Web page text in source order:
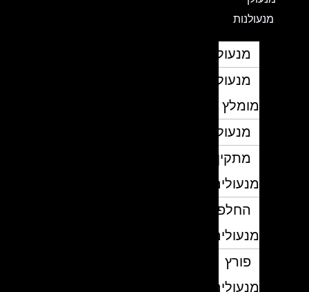
מנעולנות
מנעולן
מנעולן
מומלץ
מנעולנים
מתקין
מנעולים
החלפת
מנעולים
פורץ
מנעולים